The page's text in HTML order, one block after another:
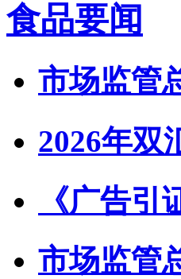
食品要闻
市场监管
2026年双
《广告
市场监管